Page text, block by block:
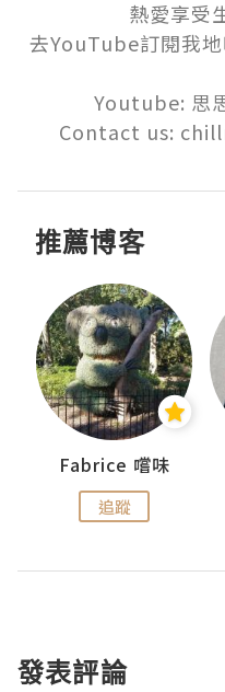
熱愛享受
去YouTube訂閱我
Youtube: 思
Contact us:
推薦博客
Fabrice 嚐味
追蹤
發表評論